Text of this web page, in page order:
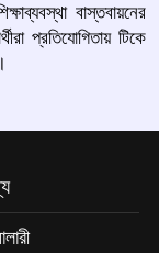
বাস্তবায়নের
প্রতিযোগিতায় টিকে